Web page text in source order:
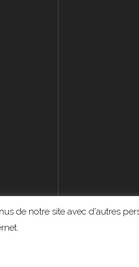
de notre site avec d'autres